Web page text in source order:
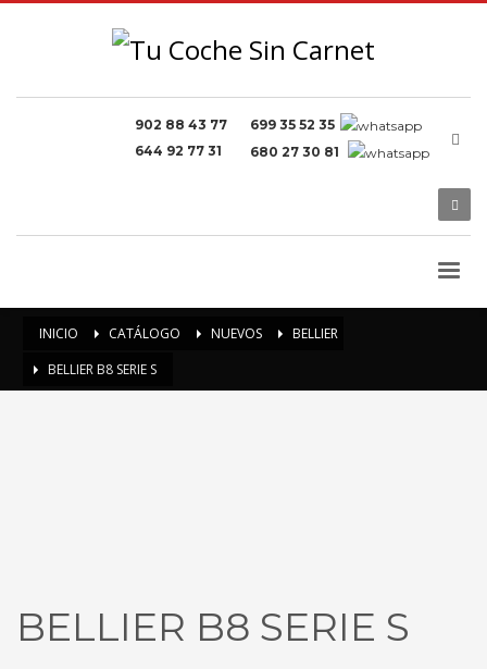
902 88 43 77
644 92 77 31
699 35 52 35
680 27 30 81
INICIO CATÁLOGO NUEVOS
BELLIER
BELLIER B8 SERIE S
BELLIER B8 SERIE S